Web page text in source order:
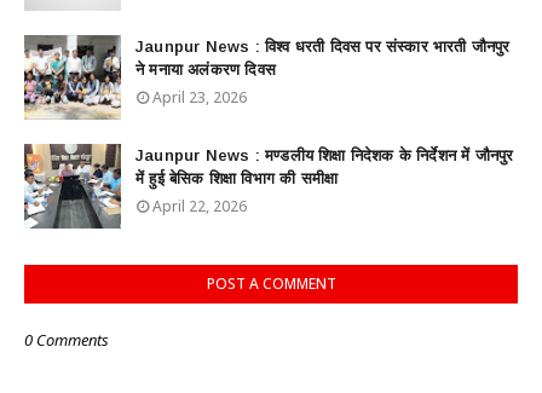
Jaunpur News : विश्व धरती दिवस पर संस्कार भारती जौनपुर
ने मनाया अलंकरण दिवस
April 23, 2026
Jaunpur News : ​मण्डलीय शिक्षा निदेशक के निर्देशन में जौनपुर
में हुई बेसिक शिक्षा विभाग की समीक्षा
April 22, 2026
POST A COMMENT
0 Comments